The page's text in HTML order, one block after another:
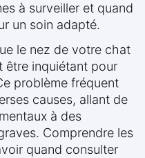
à surveiller et quand
un soin adapté.
le nez de votre chat
être inquiétant pour
problème fréquent
causes, allant de
à des
Comprendre les
quand consulter